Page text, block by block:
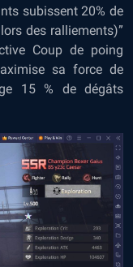
subissent 20% de
des ralliements)”
Coup de poing
sa force de
15 % de dégâts